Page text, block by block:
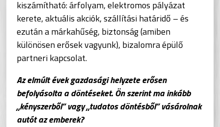
kiszámítható: árfolyam, elektromos pályázat
kerete, aktuális akciók, szállítási határidő – és
ezután a márkahűség, biztonság (amiben
különösen erősek vagyunk), bizalomra épülő
partneri kapcsolat.
Az elmúlt évek gazdasági helyzete erősen
befolyásolta a döntéseket. Ön szerint ma inkább
„kényszerből” vagy „tudatos döntésből” vásárolnak
autót az emberek?